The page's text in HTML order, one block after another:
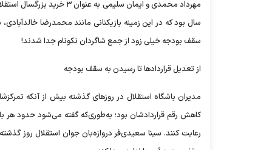
سال بود که در این زمینه بازیکنانی مانند محمدرضا
سقف بودجه خیلی زود از جمع شاگردان نکونام جدا شدند!
از تعدیل قرارداد‌ها تا رسیدن به سقف بودجه
مدیران باشگاه استقلال در روز‌های گذشته بیش از آنکه
رعایت کنند. سینا سعیدی‌فر دروازه‌بان جوان استقلال روز